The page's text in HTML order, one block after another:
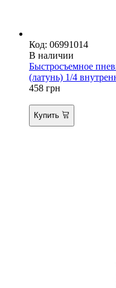
Код: 06991014
В наличии
Быстросъемное
(латунь) 1/4
458 грн
Купить